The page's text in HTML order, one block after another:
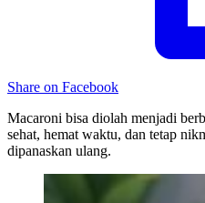
Share on Facebook
Macaroni bisa diolah menjadi
sehat, hemat waktu, dan tetap
dipanaskan ulang.